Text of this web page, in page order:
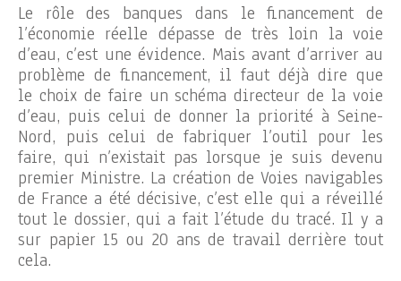
Le rôle des banques dans le financement de
l’économie réelle dépasse de très loin la voie
d’eau, c’est une évidence. Mais avant d’arriver au
problème de financement, il faut déjà dire que
le choix de faire un schéma directeur de la voie
d’eau, puis celui de donner la priorité à Seine-
Nord, puis celui de fabriquer l’outil pour les
faire, qui n’existait pas lorsque je suis devenu
premier Ministre. La création de Voies navigables
de France a été décisive, c’est elle qui a réveillé
tout le dossier, qui a fait l’étude du tracé. Il y a
sur papier 15 ou 20 ans de travail derrière tout
cela.